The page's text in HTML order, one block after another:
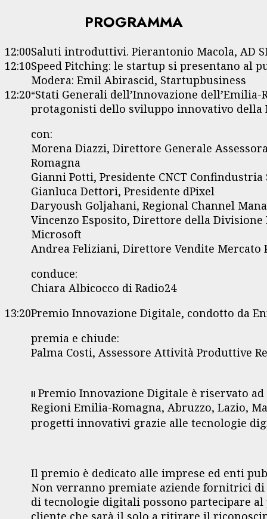
PROGRAMMA
12:00Saluti introduttivi. Pierantonio Macola, AD
12:10Speed Pitching: le startup si presentano al
Modera: Emil Abirascid, Startupbusiness
12:20“Stati Generali dell’Innovazione
protagonisti dello sviluppo innovativo della
con:
Morena Diazzi, Direttore Generale
Romagna
Gianni Potti, Presidente CNCT
Gianluca Dettori, Presidente dPixel
Daryoush Goljahani, Regional Channel
Vincenzo Esposito, Direttore della Divisione
Microsoft
Andrea Feliziani, Direttore Vendite Mercato
conduce:
Chiara Albicocco di Radio24
13:20Premio Innovazione Digitale, condotto da
premia e chiude:
Palma Costi, Assessore Attività Produttive
Il Premio Innovazione Digitale è riservato
Regioni Emilia-Romagna, Abruzzo, Lazio,
progetti innovativi grazie alle tecnologie
Il premio è dedicato alle imprese ed enti
Non verranno premiate aziende fornitrici
di tecnologie digitali possono partecipare
cliente che sarà il solo a ritirare il